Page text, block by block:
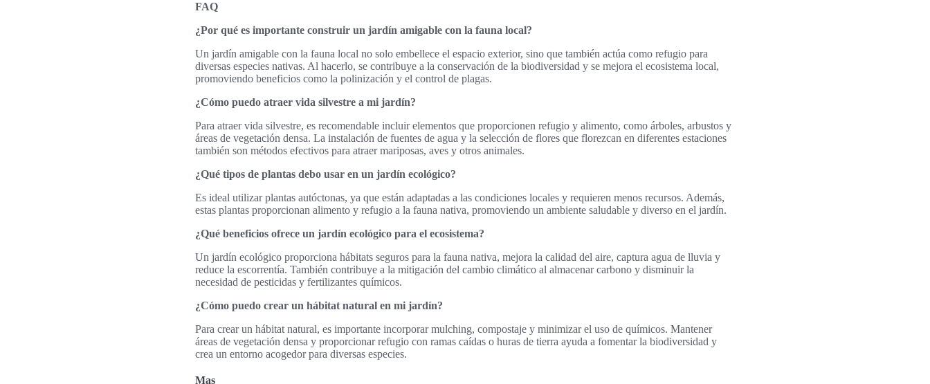
FAQ
¿Por qué es importante construir un jardín amigable con la fauna local?
Un jardín amigable con la fauna local no solo embellece el espacio exterior, sino que también actúa como refugio para
diversas especies nativas. Al hacerlo, se contribuye a la conservación de la biodiversidad y se mejora el ecosistema local,
promoviendo beneficios como la polinización y el control de plagas.
¿Cómo puedo atraer vida silvestre a mi jardín?
Para atraer vida silvestre, es recomendable incluir elementos que proporcionen refugio y alimento, como árboles, arbustos y
áreas de vegetación densa. La instalación de fuentes de agua y la selección de flores que florezcan en diferentes estaciones
también son métodos efectivos para atraer mariposas, aves y otros animales.
¿Qué tipos de plantas debo usar en un jardín ecológico?
Es ideal utilizar plantas autóctonas, ya que están adaptadas a las condiciones locales y requieren menos recursos. Además,
estas plantas proporcionan alimento y refugio a la fauna nativa, promoviendo un ambiente saludable y diverso en el jardín.
¿Qué beneficios ofrece un jardín ecológico para el ecosistema?
Un jardín ecológico proporciona hábitats seguros para la fauna nativa, mejora la calidad del aire, captura agua de lluvia y
reduce la escorrentía. También contribuye a la mitigación del cambio climático al almacenar carbono y disminuir la
necesidad de pesticidas y fertilizantes químicos.
¿Cómo puedo crear un hábitat natural en mi jardín?
Para crear un hábitat natural, es importante incorporar mulching, compostaje y minimizar el uso de químicos. Mantener
áreas de vegetación densa y proporcionar refugio con ramas caídas o huras de tierra ayuda a fomentar la biodiversidad y
crea un entorno acogedor para diversas especies.
Mas